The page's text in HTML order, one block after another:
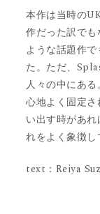
本作は当時の
作だった訳で
ような話題作
た。ただ、
人々の中にあ
心地よく固定
い出す時があ
れをよく象徴し
text：Reiya